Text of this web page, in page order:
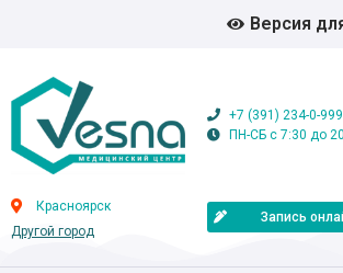
Версия
+7 (391) 234-0-999
ПН-СБ с 7:30 до
Красноярск
Другой город
Запись